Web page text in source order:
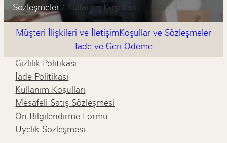
Sözleşmeler/ Kullanım Koşulları
Müşteri İlişkileri ve İletişim Koşullar ve Sözleşmeler
İade ve Geri Ödeme
Gizlilik Politikası
İade Politikası
Kullanım Koşulları
Mesafeli Satış Sözleşmesi
Ön Bilgilendirme Formu
Üyelik Sözleşmesi